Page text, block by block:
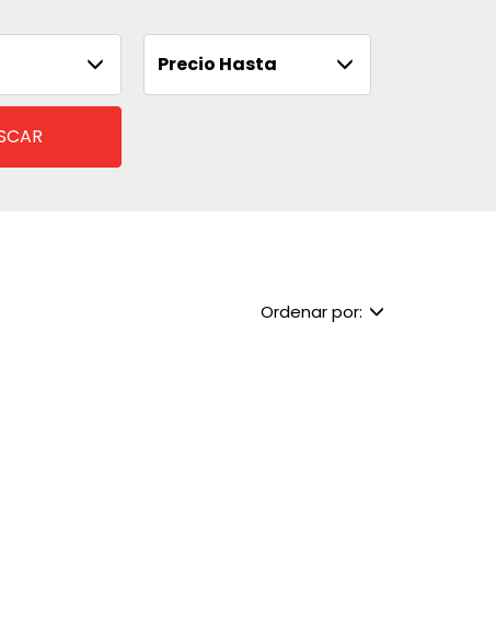
Precio Hasta
Ordenar por: